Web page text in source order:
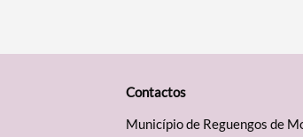
Contactos
Município de Reguengos de